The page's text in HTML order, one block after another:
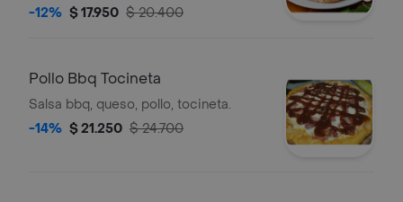
-12% $ 17.950 $ 20.400
Pollo Bbq Tocineta
Salsa bbq, queso, pollo, tocineta.
-14% $ 21.250 $ 24.700